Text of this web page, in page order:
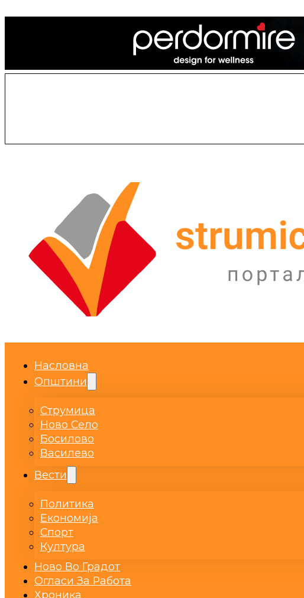
Насловна
Општини
Струмица
Ново Село
Босилово
Василево
Вести
Политика
Економија
Спорт
Култура
Ново Во Градот
Огласи За Работа
Хроника